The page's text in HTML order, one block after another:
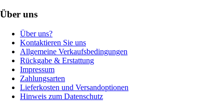
Über uns
Über uns?
Kontaktieren Sie uns
Allgemeine Verkaufsbedingungen
Rückgabe & Erstattung
Impressum
Zahlungsarten
Lieferkosten und Versandoptionen
Hinweis zum Datenschutz